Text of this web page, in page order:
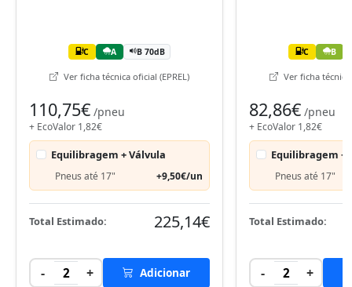
C A B 70dB
Ver ficha técnica oficial (EPREL)
110,75€ /pneu
+ EcoValor 1,82€
Equilibragem + Válvula
Pneus até 17" +9,50€/un
Total Estimado: 225,14€
- 2 + Adicionar
C B
Ver ficha técnica
82,86€ /pneu
+ EcoValor 1,82€
Equilibragem +
Pneus até 17"
Total Estimado:
- 2 +